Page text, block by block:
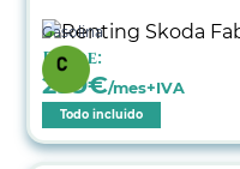
Gasolina
Desde:
299€/mes+IVA
Todo incluido